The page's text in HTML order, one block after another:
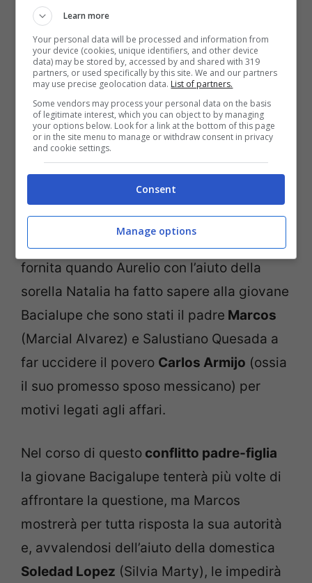
Come ben sapete dalle recenti
anticipazioni settimanali e giornaliere
Anabel si avvicinerà sempre di più al
giovane messicano. Lo scopo di Aurelio
sarà sempre stato quello di ottenere
completa fiducia della giovane e di
allontanarla gradualmente dalla protezione
di papà Marcos.
La prima miccia in questa direzione è stata
fornita quando Aurelio con l’aiuto della
sorella Natalia ha fatto sapere alla giovane
Bacialupe che sono stati il padre Marcos
(Marcial Alvarez) e Salustiano Quesada a
far uccidere il povero Carlos Armijo (ossia
il suo promesso sposo messicano) per
motivi legati agli affari.
Nel corso di questo conflitto padre-figlia
la giovane Bacigalupe tenterà più volte di
affrontare la questione, ma Marcos
mostrerà per tutta risposta la sua autorità
e, avvalendosi dell’aiuto della domestica
Soledad Lopez (Silvia Marty), le impedirà
Learn more
Your personal data will be processed and information from
your device (cookies, unique identifiers, and other device
data) may be stored by, accessed by and shared with 319
partners, or used specifically by this site. We and our partners
may use precise geolocation data. List of partners.
Some vendors may process your personal data on the basis
of legitimate interest, which you can object to by managing
your options below. Look for a link at the bottom of this page
or in the site menu to manage or withdraw consent in privacy
and cookie settings.
Consent
Manage options